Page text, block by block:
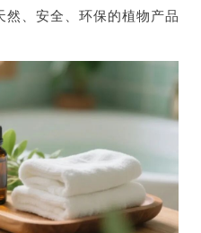
然、安全、环保的植物产品